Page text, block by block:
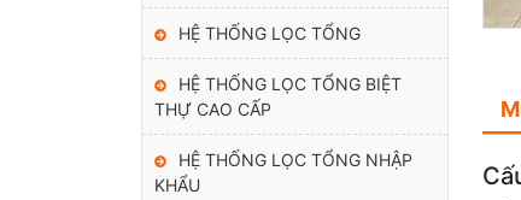
HỆ THỐNG LỌC TỔNG
HỆ THỐNG LỌC TỔNG BIỆT
THỰ CAO CẤP
HỆ THỐNG LỌC TỔNG NHẬP
KHẨU